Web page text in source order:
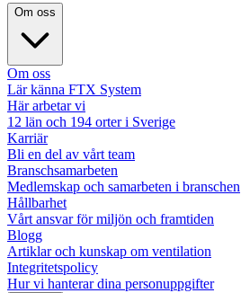
Om oss
Om oss
Lär känna FTX System
Här arbetar vi
12 län och 194 orter i Sverige
Karriär
Bli en del av vårt team
Branschsamarbeten
Medlemskap och samarbeten i branschen
Hållbarhet
Vårt ansvar för miljön och framtiden
Blogg
Artiklar och kunskap om ventilation
Integritetspolicy
Hur vi hanterar dina personuppgifter